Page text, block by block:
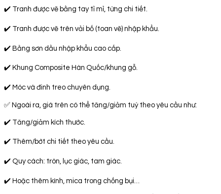
✔️ Tranh được vẽ bằng tay tỉ mỉ, từng chi tiết.
✔️ Tranh được vẽ trên vải bố (toan vẽ) nhập khẩu.
✔️ Bằng sơn dầu nhập khẩu cao cấp.
✔️ Khung Composite Hàn Quốc/khung gỗ.
✔️ Móc và đinh treo chuyên dụng.
✅ Ngoài ra, giá trên có thể tăng/giảm tuỳ theo yêu cầu như:
✔️ Tăng/giảm kích thước.
✔️ Thêm/bớt chi tiết theo yêu cầu.
✔️ Quy cách: tròn, lục giác, tam giác.
✔️ Hoặc thêm kính, mica trong chống bụi…